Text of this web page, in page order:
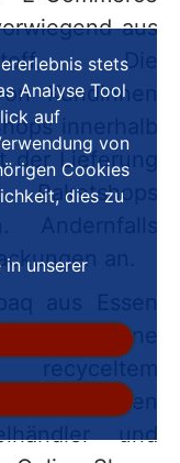
aus
Die
Kundinnen
innerhalb
Lieferung
Andernfalls
an.
aus Essen
seine
Größen
und
stets
Analyse Tool
auf
von
Cookies
dies zu
in unserer